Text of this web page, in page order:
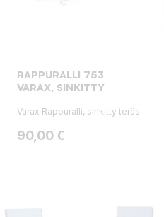
RAPPURALLI 753
VARAX, SINKITTY
Varax Rappuralli, sinkitty teräs
Hinta
90,00 €